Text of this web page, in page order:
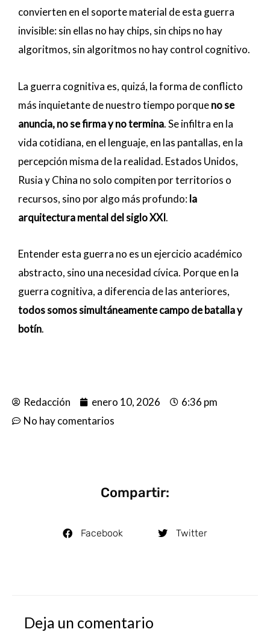
convierten en el soporte material de esta guerra
invisible: sin ellas no hay chips, sin chips no hay
algoritmos, sin algoritmos no hay control cognitivo.
La guerra cognitiva es, quizá, la forma de conflicto
más inquietante de nuestro tiempo porqueno se
anuncia, no se firma y no termina. Se infiltra en la
vida cotidiana, en el lenguaje, en las pantallas, en la
percepción misma de la realidad. Estados Unidos,
Rusia y China no solo compiten por territorios o
recursos, sino por algo más profundo:la
arquitectura mental del siglo XXI.
Entender esta guerra no es un ejercicio académico
abstracto, sino una necesidad cívica. Porque en la
guerra cognitiva, a diferencia de las anteriores,
todos somos simultáneamente campo de batalla y
botín.
Redacción enero 10, 2026
6:36 pm
No hay comentarios
Compartir:
Facebook Twitter
Deja un comentario